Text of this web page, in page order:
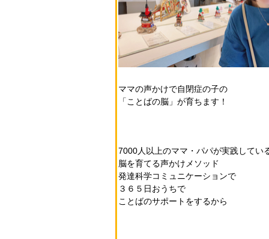
ママの声かけで自閉症の子の
「ことばの脳」が育ちます！
7000人以上のママ・パパが実践してい
脳を育てる声かけメソッド
発達科学コミュニケーションで
３６５日おうちで
ことばのサポートをするから